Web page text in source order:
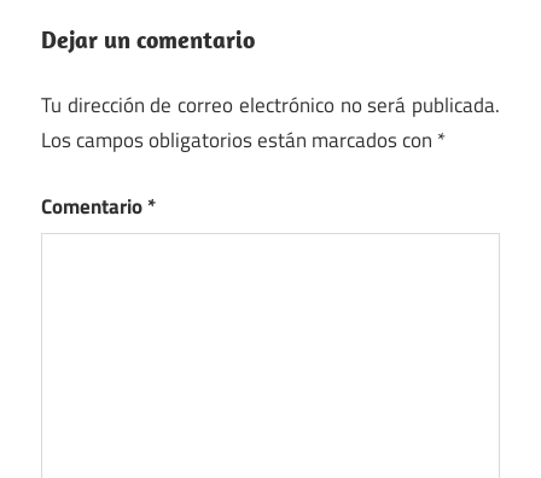
Dejar un comentario
Tu dirección de correo electrónico no será publicada.
Los campos obligatorios están marcados con *
Comentario*